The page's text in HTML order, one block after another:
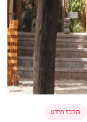
מרכז מידע